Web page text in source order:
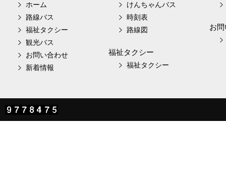
ホーム
路線バス
福祉タクシー
観光バス
お問い合わせ
新着情報
けんちゃんバス
時刻表
路線図
福祉タクシー
福祉タクシー
お